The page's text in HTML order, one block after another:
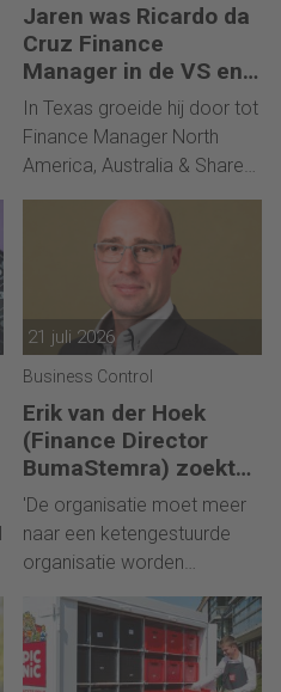
Jaren was Ricardo da
Cruz Finance
Manager in de VS en
nu bij Van der Knaap
Group
In Texas groeide hij door tot
Finance Manager North
America, Australia & Shared
21 juli 2026
Business Control
Erik van der Hoek
(Finance Director
BumaStemra) zoekt
een Controller: ‘De
organisatie verkeert
momenteel in
transitie’
'De organisatie moet meer
naar een ketengestuurde
organisatie worden
omgevormd.'